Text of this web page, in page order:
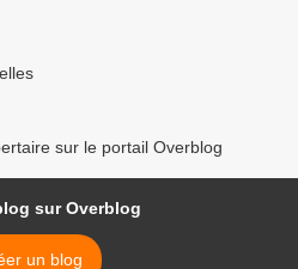
sur le portail Overblog
sur Overblog
un blog